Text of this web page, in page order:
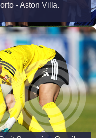
- Aston Villa.